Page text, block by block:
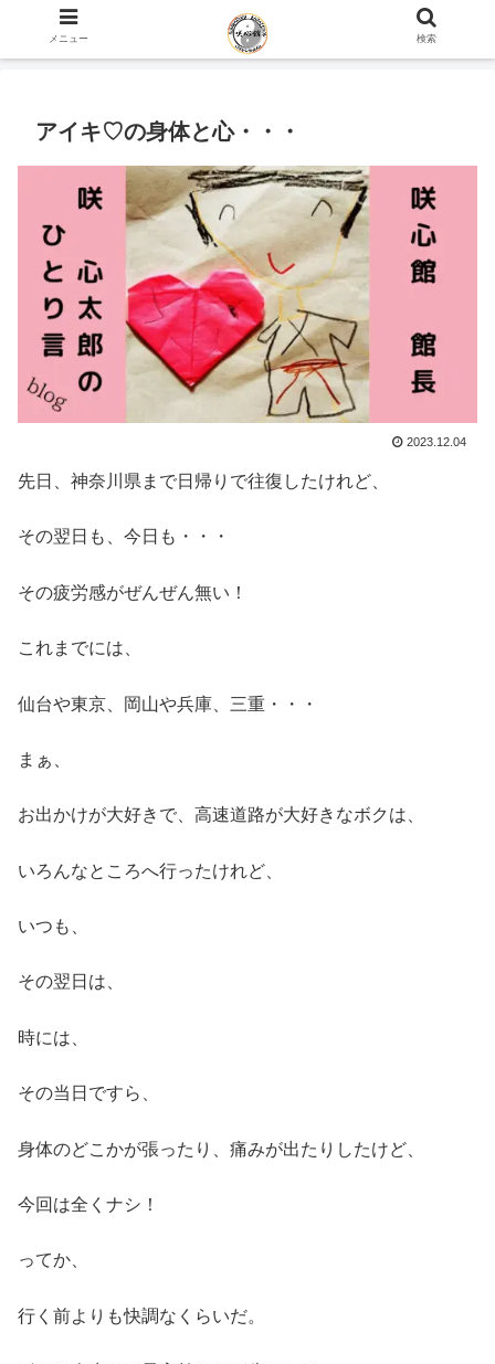
ホーム 咲心館 館長 咲 心太郎のひとり言 blog
アイキ♡の身体と心・・・
2023.12.04
先日、神奈川県まで日帰りで往復したけれど、
その翌日も、今日も・・・
その疲労感がぜんぜん無い！
これまでには、
仙台や東京、岡山や兵庫、三重・・・
まぁ、
お出かけが大好きで、高速道路が大好きなボクは、
いろんなところへ行ったけれど、
いつも、
その翌日は、
時には、
その当日ですら、
身体のどこかが張ったり、痛みが出たりしたけど、
今回は全くナシ！
ってか、
行く前よりも快調なくらいだ。
メニュー 検索